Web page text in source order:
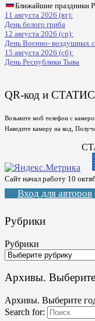
Ближайшие праздники
11 августа 2026 (вт):
День белого гриба
12 августа 2026 (ср):
День Военно- воздушных
15 августа 2026 (сб):
День Республики Тыва
QR-код и
Возьмите моб телефон с
Наведите камеру на код,
Сайт начал работу 10
Вход для авторов
Рубрики
Рубрики
Архивы.
Архивы. Выберите
Search for: